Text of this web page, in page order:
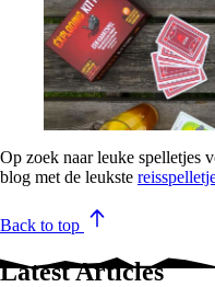
Op zoek naar leuke spelletjes
blog met de leukste
Back to top
Latest Articles